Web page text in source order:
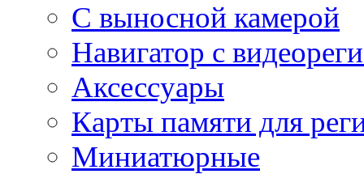
С выносной камерой
Навигатор с
Аксессуары
Карты памяти для
Миниатюрные